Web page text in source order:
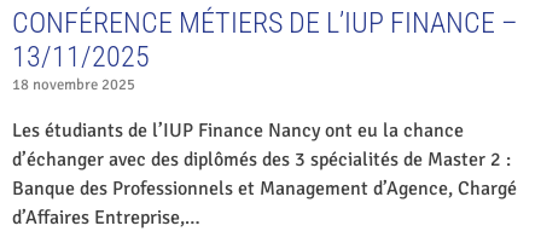
CONFÉRENCE MÉTIERS DE L’IUP FINANCE –
13/11/2025
18 novembre 2025
Les étudiants de l’IUP Finance Nancy ont eu la chance
d’échanger avec des diplômés des 3 spécialités de Master 2 :
Banque des Professionnels et Management d’Agence, Chargé
d’Affaires Entreprise,…